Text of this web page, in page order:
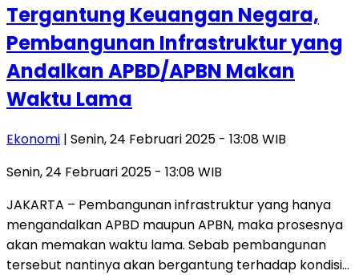
Tergantung Keuangan Negara,
Pembangunan Infrastruktur yang
Andalkan APBD/APBN Makan
Waktu Lama
Ekonomi | Senin, 24 Februari 2025 - 13:08 WIB
Senin, 24 Februari 2025 - 13:08 WIB
JAKARTA – Pembangunan infrastruktur yang hanya
mengandalkan APBD maupun APBN, maka prosesnya
akan memakan waktu lama. Sebab pembangunan
tersebut nantinya akan bergantung terhadap kondisi…